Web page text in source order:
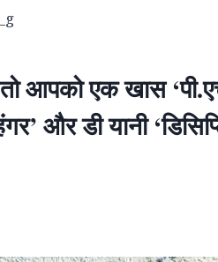
आपको एक खास
और डी यानी